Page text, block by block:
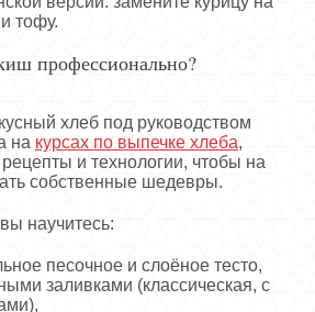
тофу.
профессионально?
хлеб под руководством
на курсах по выпечке хлеба,
и технологии, чтобы на
собственные шедевры.
научитесь:
песочное и слоёное тесто,
заливками (классическая, с